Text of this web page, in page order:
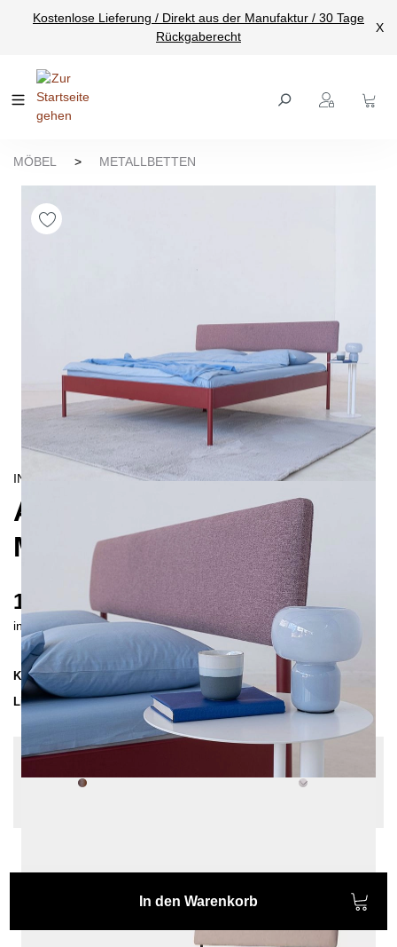
springen
Kostenlose Lieferung / Direkt aus der Manufaktur / 30 Tage
Rückgaberecht
X
MÖBEL > METALLBETTEN
INDUSTRIAL/ CONTEMPORAIN
ATROX FIBRA
METALLBETT 160X200 CM
1210 €
inkl. MwSt. inkl. Versandkosten (DE)
Kollektion
Lieferzeit
4-5 Wochen | vsl. 4. Sep - 11. Sep
Farben:
Braun, Sonderlänge: Keine, Stoff:
In den Warenkorb